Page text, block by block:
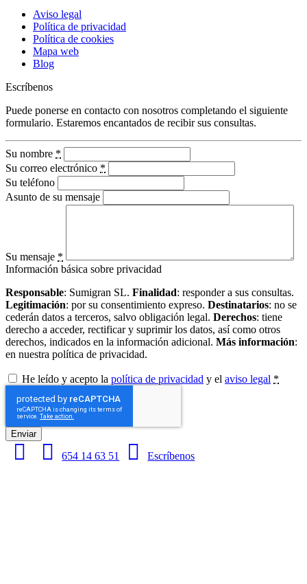
Aviso legal
Política de privacidad
Política de cookies
Mapa web
Blog
Escríbenos
Puede ponerse en contacto con nosotros completando el siguiente
formulario. Estaremos encantados de recibir sus consultas.
Su nombre *
Su correo electrónico *
Su teléfono
Asunto de su mensaje
Su mensaje *
Información básica sobre privacidad
Responsable: Sumigran SL. Finalidad: responder a sus consultas.
Legitimación: por su consentimiento expreso. Destinatarios: no se
cederán datos a terceros, salvo obligación legal. Derechos: tiene
derecho a acceder, rectificar y suprimir los datos, así como otros
derechos, indicados en la información adicional. Más información:
en nuestra política de privacidad.
He leído y acepto la política de privacidad y el aviso legal *
Enviar
654 14 63 51 Escríbenos